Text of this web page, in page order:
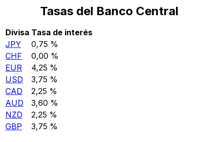
Tasas del Banco Central
Divisa Tasa de interés
JPY
0,75 %
CHF
0,00 %
EUR
4,25 %
USD
3,75 %
CAD
2,25 %
AUD
3,60 %
NZD
2,25 %
GBP
3,75 %